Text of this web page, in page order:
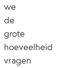
we
de
grote
hoeveelheid
vragen